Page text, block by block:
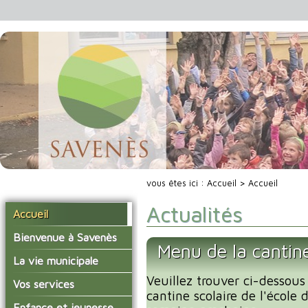
Accueil
Bienvenue à Savenès
Situer Savenès
Savenès en chiffre
L'histoire du village
La vie municipale
Vos élus
Les compte-rendus du
Vos services
La mairie
vous êtes ici : Accueil > Accueil
Actualités
Menu de la
Veuillez trouver ci-
cantine scolaire de l'école